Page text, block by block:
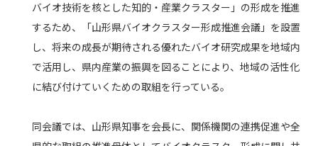
バイオ技術を核とした知的・産業クラスター」の形成を推進
するため、「山形県バイオクラスター形成推進会議」を設置
し、将来の成長が期待される優れたバイオ研究成果を地域内
で活用し、県内産業の振興を図ることにより、地域の活性化
に結び付けていくための取組を行っている。
同会議では、山形県知事を会長に、関係機関の連携促進や全